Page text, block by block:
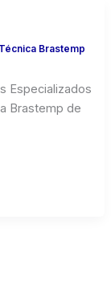
Brastemp
Especializados
Brastemp de